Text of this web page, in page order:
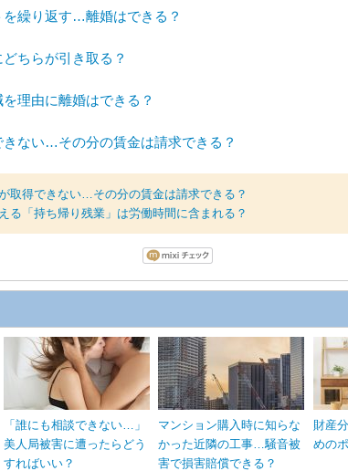
繰り返す…離婚はできる？
どちらが引き取る？
理由に離婚はできる？
ない…その分の賃金は請求できる？
取得できない…その分の賃金は請求できる？
る「持ち帰り残業」は労働時間に含まれる？
「誰にも相談できない…」
美人局被害に遭ったらどう
すればいい？
マンション購入時に知らな
かった近隣の工事…騒音被
害で損害賠償できる？
財産
めの